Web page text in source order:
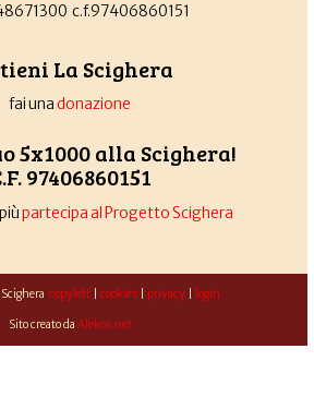
c.f.97406860151
La Scighera
fai unadonazione
5x1000 alla Scighera!
97406860151
partecipa al Progetto Scighera
copyleft| cookies| privacy| login
Sito creato da Alekos.net